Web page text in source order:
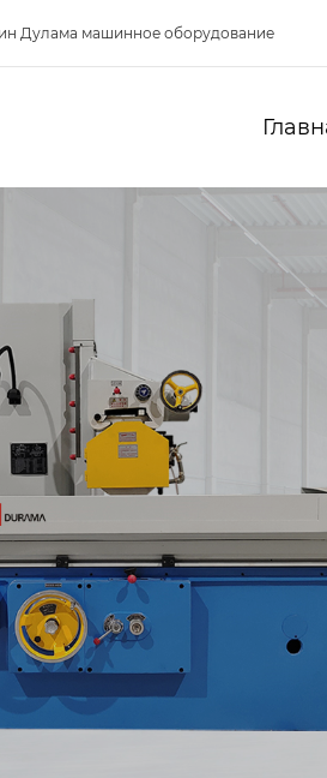
Дулама машинное оборудование